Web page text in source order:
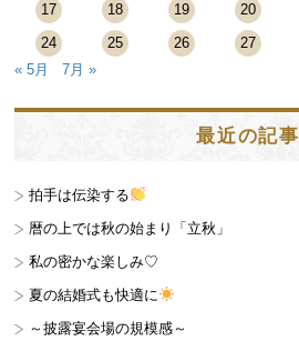
17 18 19 20
24
25 26 27
« 5月
7月 »
最近の記事
拍手は伝染する
暦の上では秋の始まり「立秋」
私の密かな楽しみ♡
夏の結婚式も快適に
～披露宴会場の規模感～